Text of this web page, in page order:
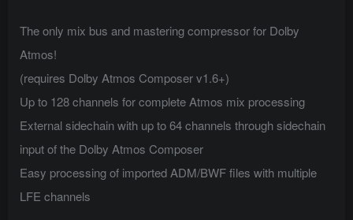
The only mix bus and mastering compressor for Dolby
Atmos!
(requires Dolby Atmos Composer v1.6+)
Up to 128 channels for complete Atmos mix processing
External sidechain with up to 64 channels through sidechain
input of the Dolby Atmos Composer
Easy processing of imported ADM/BWF files with multiple
LFE channels